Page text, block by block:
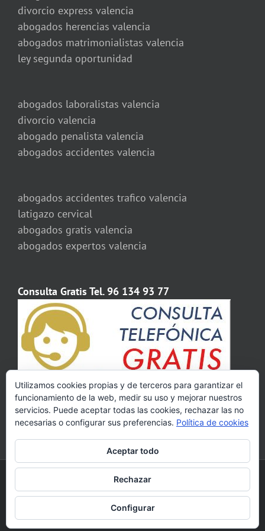
divorcio express valencia
abogados herencias valencia
abogados matrimonialistas valencia
ley segunda oportunidad
abogados laboralistas valencia
divorcio valencia
abogado penalista valencia
abogados accidentes valencia
abogados accidentes trafico valencia
latigazo cervical
abogados gratis valencia
abogados expertos valencia
Consulta Gratis Tel. 96 134 93 77
Copyright 2009 - 2020 Abogados Valencia | Calle Colón, 82, 4º - 46004
FacebookPinterest
Utilizamos cookies propias y de terceros para garantizar el
funcionamiento de la web, medir su uso y mejorar nuestros
servicios. Puede aceptar todas las cookies, rechazar las no
necesarias o configurar sus preferencias. Política de cookies
Aceptar todo
Rechazar
Configurar